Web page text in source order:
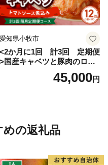
愛知県小牧市
<2か月に1回 計3回 定期便
>国産キャベツと豚肉のロー
ルキャベツ（6P入り）
45,000円
めの返礼品